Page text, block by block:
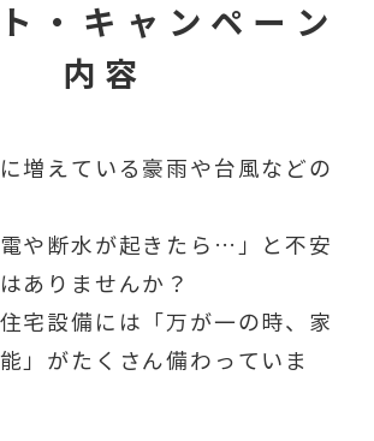
・キャンペーン
内容
増えている豪雨や台風などの
電や断水が起きたら…」と不安
ありませんか？
宅設備には「万が一の時、家
」がたくさん備わっていま